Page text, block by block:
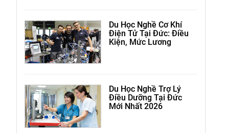
Du Học Nghề Cơ Khí
Điện Tử Tại Đức: Điều
Kiện, Mức Lương
Du Học Nghề Trợ Lý
Điều Dưỡng Tại Đức
Mới Nhất 2026